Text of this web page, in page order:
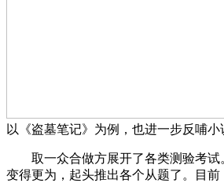
以《盗墓笔记》为例，也进一步反哺小
取一众合做方展开了各类测验考试
变得更为，起头推出各个从题了。目前